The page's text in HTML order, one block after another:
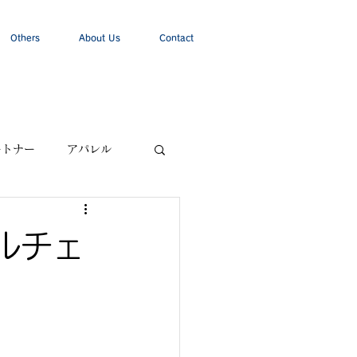
Others About Us Contact
ナー アパレル
チェ